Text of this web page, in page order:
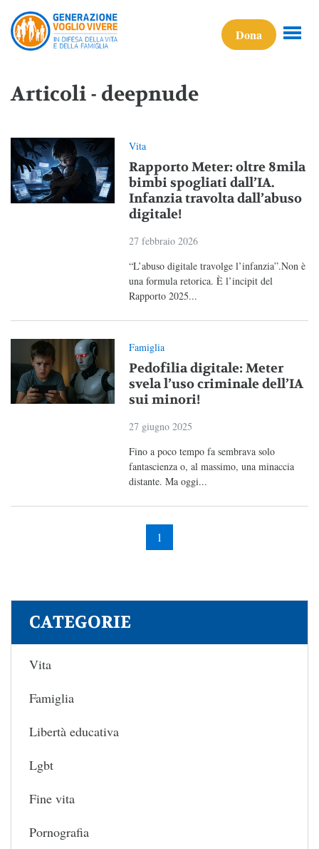
Dona
Articoli - deepnude
Vita
Rapporto Meter: oltre 8mila
bimbi spogliati dall’IA.
Infanzia travolta dall’abuso
digitale!
27 febbraio 2026
“L’abuso digitale travolge l’infanzia”.Non è
una formula retorica. È l’incipit del
Rapporto 2025...
Famiglia
Pedofilia digitale: Meter
svela l’uso criminale dell’IA
sui minori!
27 giugno 2025
Fino a poco tempo fa sembrava solo
fantascienza o, al massimo, una minaccia
distante. Ma oggi...
1
CATEGORIE
Vita
Famiglia
Libertà educativa
Lgbt
Fine vita
Pornografia